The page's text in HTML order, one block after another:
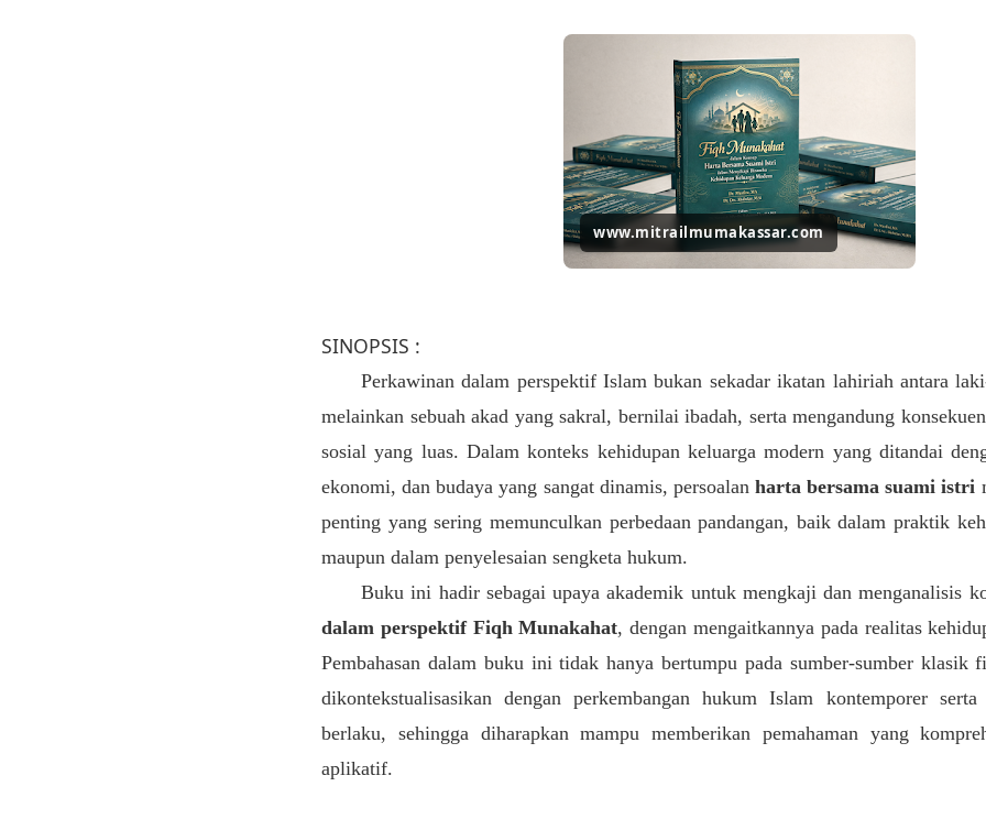
www.mitrailmumakassar.com
SINOPSIS :
Perkawinan dalam perspektif Islam bukan sekadar ikatan lahiriah antara
melainkan sebuah akad yang sakral, bernilai ibadah, serta mengandung
sosial yang luas. Dalam konteks kehidupan keluarga modern yang ditandai
ekonomi, dan budaya yang sangat dinamis, persoalan harta bersama suami istri
penting yang sering memunculkan perbedaan pandangan, baik dalam praktik
maupun dalam penyelesaian sengketa hukum.
Buku ini hadir sebagai upaya akademik untuk mengkaji dan menganalisis
dalam perspektif Fiqh Munakahat, dengan mengaitkannya pada realitas
Pembahasan dalam buku ini tidak hanya bertumpu pada sumber-sumber klasik
dikontekstualisasikan dengan perkembangan hukum Islam kontemporer
berlaku, sehingga diharapkan mampu memberikan pemahaman yang
aplikatif.